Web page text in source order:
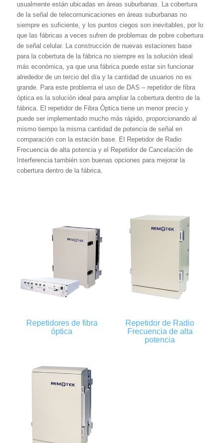
usualmente están ubicadas en áreas suburbanas. La cobertura
de la señal de telecomunicaciones en áreas suburbanas no
siempre es suficiente, y los puntos ciegos son inevitables, por lo
que las fábricas a veces sufren de problemas de pobre cobertura
de señal celular. La construcción de nuevas estaciones base
para la cobertura de la fábrica no siempre es la solución ideal
más económica, ya que una fábrica puede estar sin funcionar
alrededor de un tercio del día y la cantidad de usuarios no es
grande. Para este problema el uso de DAS – repetidor de fibra
óptica es la solución ideal para ampliar la cobertura dentro de la
fábrica. El repetidor de Fibra Óptica tiene un menor precio y
puede ser implementado mucho más rápido, proporcionando al
mismo tiempo la misma cantidad de potencia de señal en
comparación con la estación base. El Repetidor de Radio
Frecuencia de alta potencia y el Repetidor de Cancelación de
Interferencia también son buenas opciones para mejorar la
cobertura dentro de la fábrica.
Repetidores de fibra
óptica
Repetidor de Radio
Frecuencia de alta
potencia